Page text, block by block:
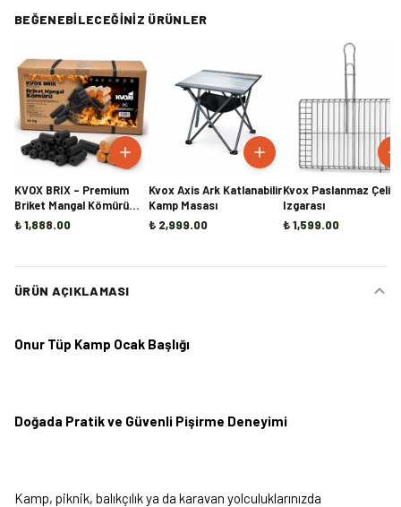
BEĞENEBILECEĞINIZ ÜRÜNLER
KVOX BRIX – Premium
Briket Mangal Kömürü
(10KG)
₺ 1,888.00
Kvox Axis Ark Katlanabilir
Kamp Masası
₺ 2,999.00
Kvox Paslanmaz Çelik
Izgarası
₺ 1,599.00
ÜRÜN AÇIKLAMASI
Onur Tüp Kamp Ocak Başlığı
Doğada Pratik ve Güvenli Pişirme Deneyimi
Kamp, piknik, balıkçılık ya da karavan yolculuklarınızda